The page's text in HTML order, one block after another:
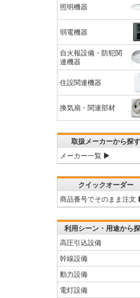
照明機器
弱電機器
自火報設備・防犯関
連機器
住設関連機器
換気扇・関連部材
取扱メーカーから探す
メーカー一覧 ▶
クイックオーダー
商品番号でそのまま注文
利用シーン・用途から
高圧引込設備
幹線設備
動力設備
電灯設備